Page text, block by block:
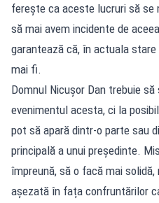
ferește ca aceste lucruri să
să mai avem incidente de
garantează că, în actuala
mai fi.
Domnul Nicușor Dan trebuie
evenimentul acesta, ci la
pot să apară dintr-o parte sau
principală a unui președinte.
împreună, să o facă mai
așezată în fața confruntărilor